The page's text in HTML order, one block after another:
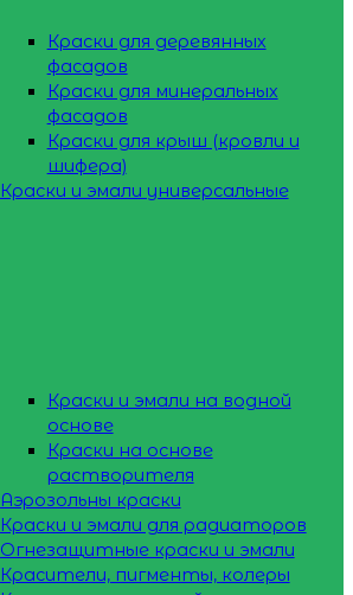
Краски для деревянных
фасадов
Краски для минеральных
фасадов
Краски для крыш (кровли и
шифера)
Краски и эмали универсальные
Краски и эмали на водной
основе
Краски на основе
растворителя
Аэрозольны краски
Краски и эмали для радиаторов
Огнезащитные краски и эмали
Красители, пигменты, колеры